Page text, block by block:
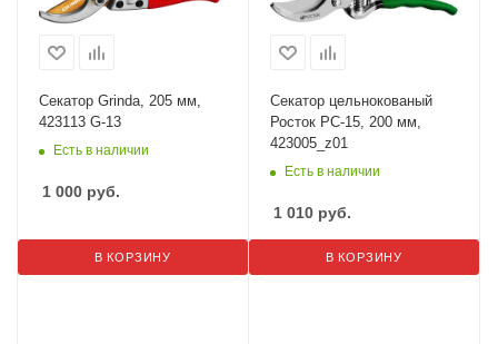
Секатор Grinda, 205 мм,
423113 G-13
Есть в наличии
1 000 руб.
В КОРЗИНУ
Секатор цельнокованый
Росток PC-15, 200 мм,
423005_z01
Есть в наличии
1 010 руб.
В КОРЗИНУ